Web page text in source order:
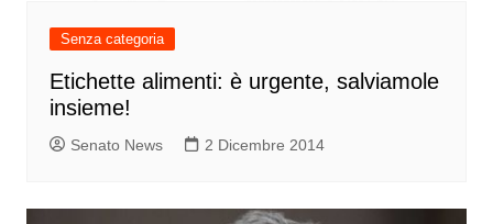
Senza categoria
Etichette alimenti: è urgente, salviamole
insieme!
Senato News 2 Dicembre 2014